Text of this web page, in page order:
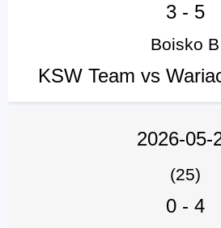
3- 5
Boisko B
KSW Team vs
2026-05-
(25)
0- 4